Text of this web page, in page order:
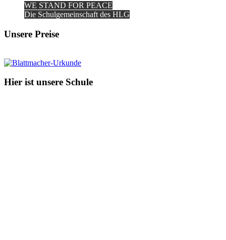
WE STAND FOR PEACE
Die Schulgemeinschaft des HLG
Unsere Preise
Hier ist unsere Schule